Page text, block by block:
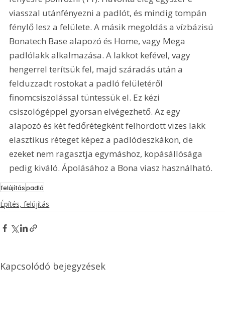
viasszal utánfényezni a padlót, és mindig tompán
fénylő lesz a felülete. A másik megoldás a vízbázisú
Bonatech Base alapozó és Home, vagy Mega
padlólakk alkalmazása. A lakkot kefével, vagy
hengerrel terítsük fel, majd száradás után a
felduzzadt rostokat a padló felületéről
finomcsiszolással tüntessük el. Ez kézi
csiszológéppel gyorsan elvégezhető. Az egy
alapozó és két fedőrétegként felhordott vizes lakk
elasztikus réteget képez a padlódeszkákon, de
ezeket nem ragasztja egymáshoz, kopásállósága
pedig kiváló. Ápolásához a Bona viasz használható.
felújításpadló
Építés, felújítás
Kapcsolódó bejegyzések